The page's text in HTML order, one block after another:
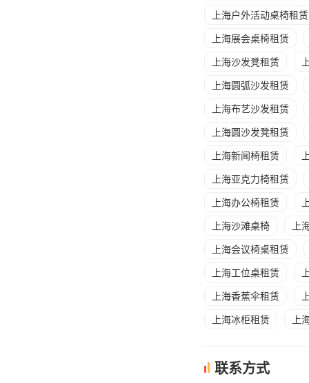
上海户外活动桌椅租赁
上海展会桌椅租赁
上海沙发凳租赁
上海圆弧沙发租赁
上海布艺沙发租赁
上海圆沙发凳租赁
上海新闻椅租赁
上海亚克力椅租赁
上海办公椅租赁
上海沙滩桌椅
上
上海会议椅桌租赁
上海工位桌租赁
上海香蕉伞租赁
上海冰柜租赁
上
联系方式